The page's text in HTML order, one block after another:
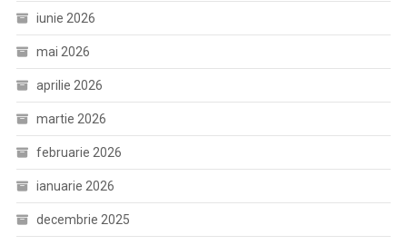
iunie 2026
mai 2026
aprilie 2026
martie 2026
februarie 2026
ianuarie 2026
decembrie 2025